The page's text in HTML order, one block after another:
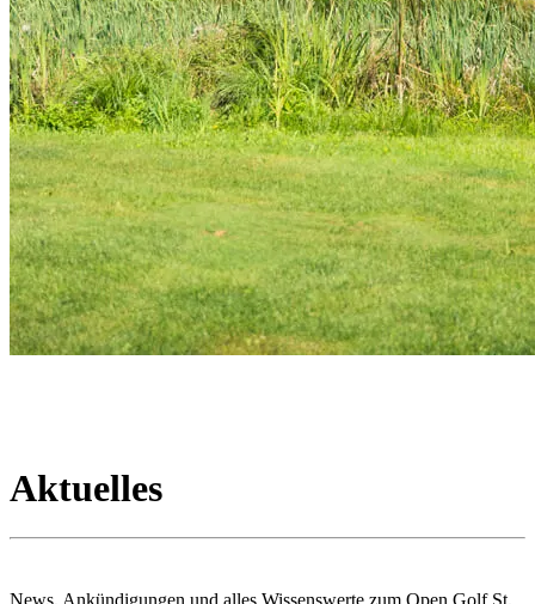
Aktuelles
News, Ankündigungen und alles Wissenswerte zum Open Golf St.